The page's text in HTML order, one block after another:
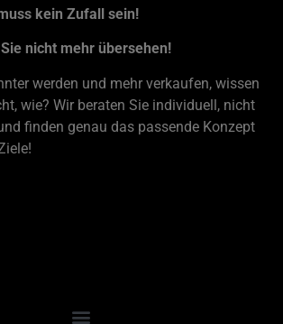
kein Zufall sein!
nicht mehr übersehen!
werden und mehr verkaufen, wissen
wie? Wir beraten Sie individuell, nicht
finden genau das passende Konzept